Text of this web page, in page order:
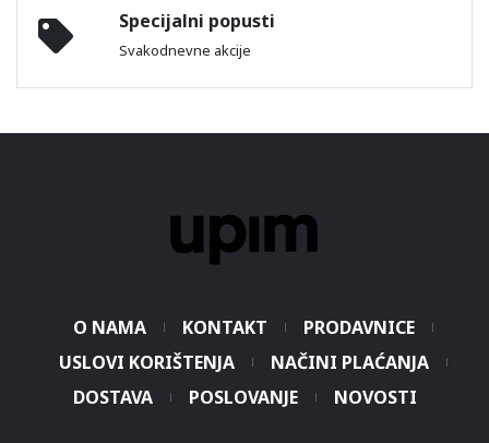
Specijalni popusti
Svakodnevne akcije
O NAMA KONTAKT
PRODAVNICE
USLOVI KORIŠTENJA
NAČINI PLAĆANJA
DOSTAVA
POSLOVANJE NOVOSTI